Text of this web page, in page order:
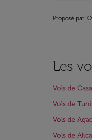
Proposé par:
Les
Vols de
Vols de
Vols de
Vols de